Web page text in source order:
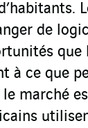
de
que
à ce que
le marché